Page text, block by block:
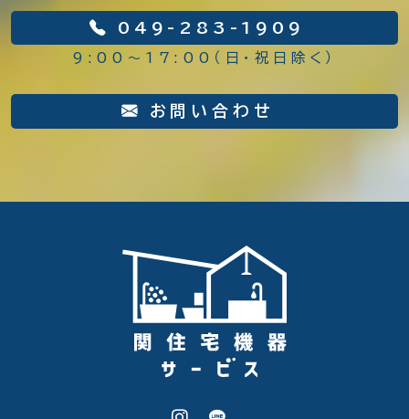
049-283-1909
9:00～17:00（日・祝日除く）
お問い合わせ